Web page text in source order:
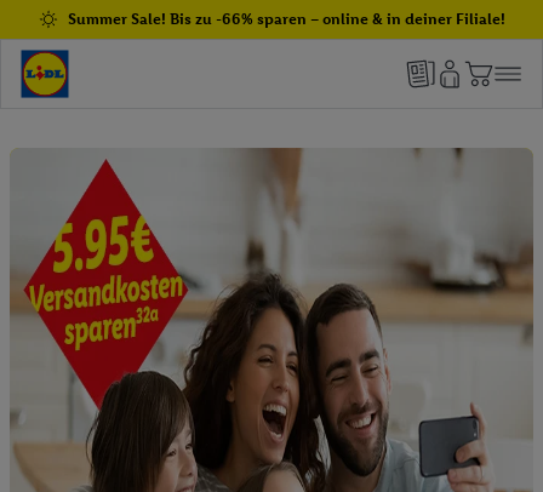
Summer Sale! Bis zu -66% sparen – online & in deiner Filiale!